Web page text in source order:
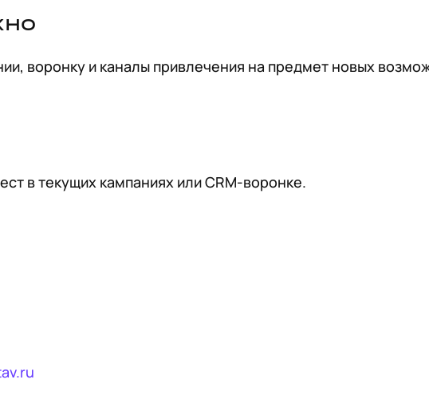
воронку и каналы привлечения на предмет новых
в текущих кампаниях или CRM-воронке.